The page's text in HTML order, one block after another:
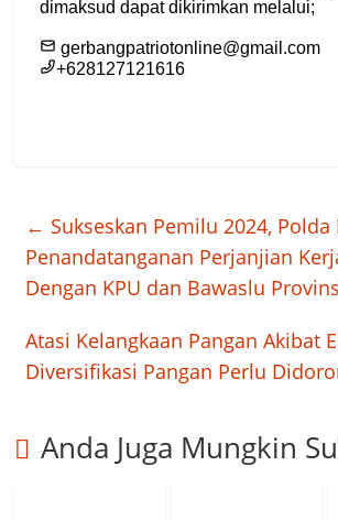
← Sukseskan Pemilu 2024,
Penandatanganan Perjanjian
Dengan KPU dan Bawaslu
Atasi Kelangkaan Pangan Akibat
Diversifikasi Pangan Perlu
Anda Juga Mungkin